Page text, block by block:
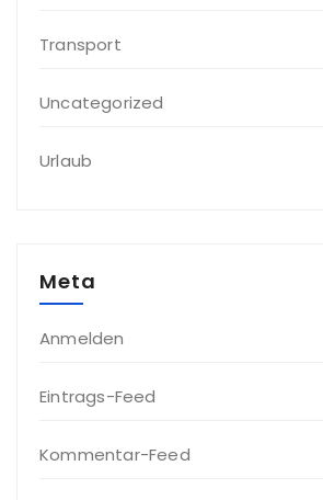
Transport
Uncategorized
Urlaub
Meta
Anmelden
Eintrags-Feed
Kommentar-Feed